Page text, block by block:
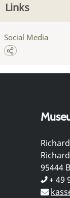
Links
Social Media
95444
+ 49